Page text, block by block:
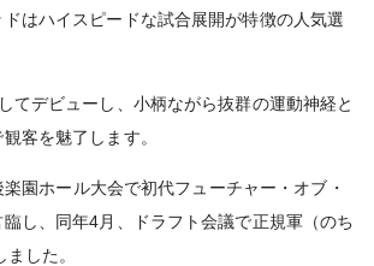
はハイスピードな試合展開が特徴の人気選
てデビューし、小柄ながら抜群の運動神経と
客を魅了します。
園ホール大会で初代フューチャー・オブ・
し、同年4月、ドラフト会議で正規軍（のち
した。